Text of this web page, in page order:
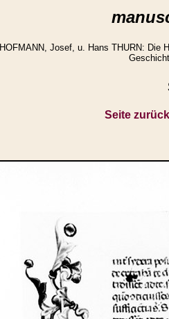
HOFMANN, Josef, u. Hans THURN: Die
Seite zurück